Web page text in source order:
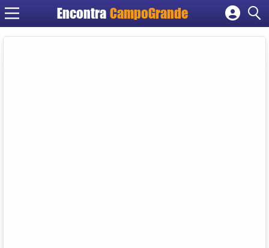
Encontra CampoGrande
Cadastrar empresa